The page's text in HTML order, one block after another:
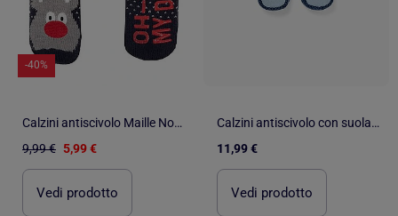
-40%
Calzini antiscivolo Maille Noël - Puntini antiscivolo bambino Isotoner
9,99 € 5,99 €
Vedi prodotto
Calzini antiscivolo con suola antiscivolo e Stitch
11,99 €
Vedi prodotto